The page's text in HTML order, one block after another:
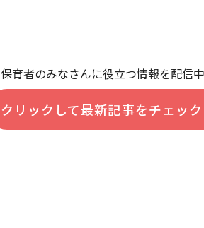
保育者のみなさんに役立つ情報を配信中
クリックして最新記事をチェック